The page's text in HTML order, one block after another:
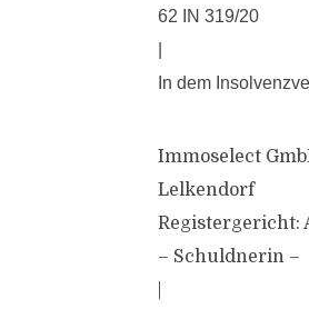
62 IN 319/20
In dem
Immoselect
Lelkendorf
Registergericht:
– Schuldnerin –